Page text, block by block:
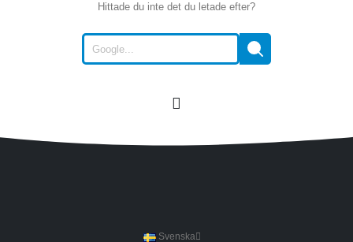
Hittade du inte det du letade efter?
Svenska